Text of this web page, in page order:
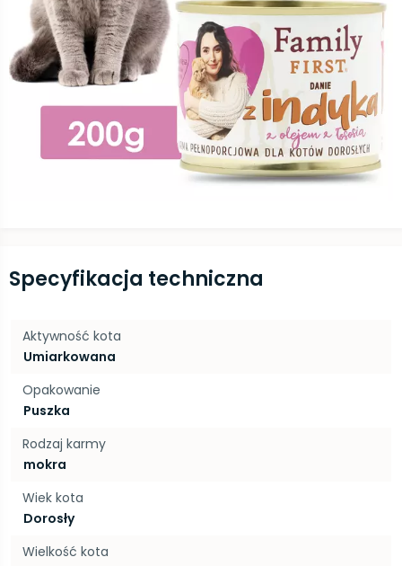
Specyfikacja techniczna
Aktywność kota
Umiarkowana
Opakowanie
Puszka
Rodzaj karmy
mokra
Wiek kota
Dorosły
Wielkość kota